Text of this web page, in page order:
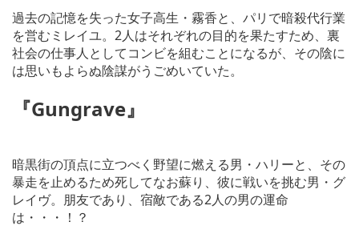
過去の記憶を失った女子高生・霧香と、パリで暗殺代行業
を営むミレイユ。2人はそれぞれの目的を果たすため、裏
社会の仕事人としてコンビを組むことになるが、その陰に
は思いもよらぬ陰謀がうごめいていた。
『Gungrave』
暗黒街の頂点に立つべく野望に燃える男・ハリーと、その
暴走を止めるため死してなお蘇り、彼に戦いを挑む男・グ
レイヴ。朋友であり、宿敵である2人の男の運命
は・・・！？